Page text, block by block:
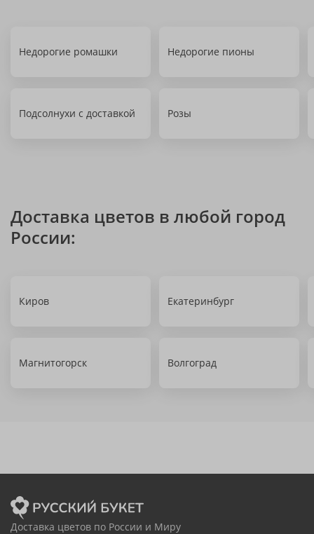
Недорогие ромашки Недорогие пионы
Подсолнухи с доставкой Розы
Доставка цветов в любой город
России:
Киров Екатеринбург
Магнитогорск Волгоград
Доставка цветов по России и Миру